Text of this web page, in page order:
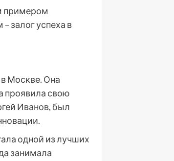
примером
залог успеха в
в Москве. Она
проявила свою
Иванов, был
одной из лучших
занимала